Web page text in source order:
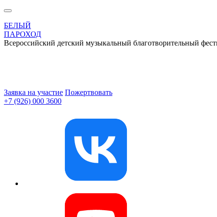
БЕЛЫЙ
ПАРОХОД
Всероссийский детский музыкальный благотворительный
Заявка на участие Пожертвовать
+7 (926) 000 3600